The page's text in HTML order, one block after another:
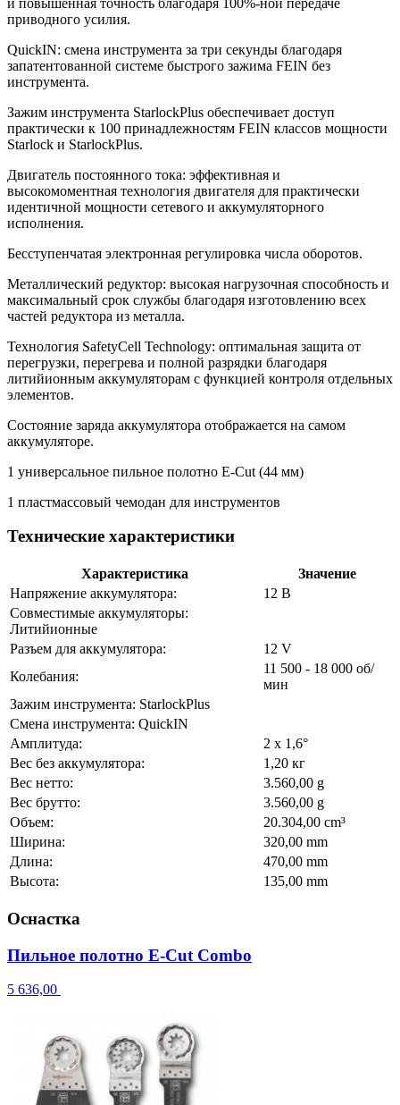
приводного усилия.
QuickIN: смена инструмента за три секунды благодаря
запатентованной системе быстрого зажима FEIN без
инструмента.
Зажим инструмента StarlockPlus обеспечивает доступ
практически к 100 принадлежностям FEIN классов мощности
Starlock и StarlockPlus.
Двигатель постоянного тока: эффективная и
высокомоментная технология двигателя для практически
идентичной мощности сетевого и аккумуляторного
исполнения.
Бесступенчатая электронная регулировка числа оборотов.
Металлический редуктор: высокая нагрузочная способность и
максимальный срок службы благодаря изготовлению всех
частей редуктора из металла.
Технология SafetyCell Technology: оптимальная защита от
перегрузки, перегрева и полной разрядки благодаря
литийионным аккумуляторам с функцией контроля отдельных
элементов.
Состояние заряда аккумулятора отображается на самом
аккумуляторе.
1 универсальное пильное полотно E-Cut (44 мм)
1 пластмассовый чемодан для инструментов
Технические характеристики
Характеристика
Значение
Напряжение аккумулятора:
12 В
Совместимые аккумуляторы:
Литийионные
Разъем для аккумулятора:
12 V
Колебания:
11 500 - 18 000 об/
мин
Зажим инструмента: StarlockPlus
Смена инструмента: QuickIN
Амплитуда:
2 x 1,6°
Вес без аккумулятора:
1,20 кг
Вес нетто:
3.560,00 g
Вес брутто:
3.560,00 g
Объем:
20.304,00 cm³
Ширина:
320,00 mm
Длина:
470,00 mm
Высота:
135,00 mm
Оснастка
Пильное полотно E-Cut Combo
5 636,00